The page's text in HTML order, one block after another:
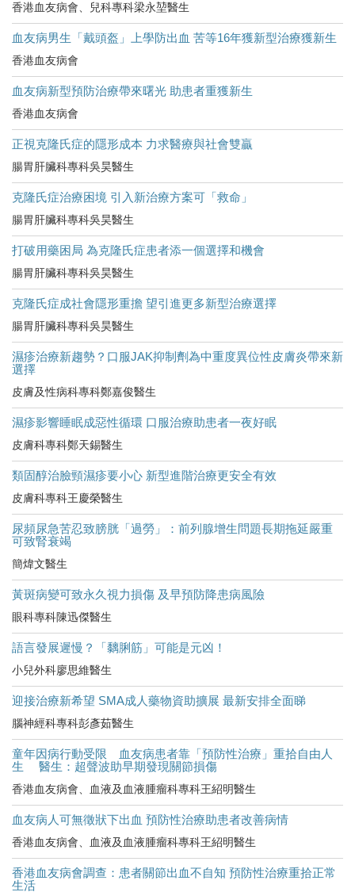
香港血友病會、兒科專科梁永堃醫生
血友病男生「戴頭盔」上學防出血 苦等16年獲新型治療獲新生
香港血友病會
血友病新型預防治療帶來曙光 助患者重獲新生
香港血友病會
正視克隆氏症的隱形成本 力求醫療與社會雙贏
腸胃肝臟科專科吳昊醫生
克隆氏症治療困境 引入新治療方案可「救命」
腸胃肝臟科專科吳昊醫生
打破用藥困局 為克隆氏症患者添一個選擇和機會
腸胃肝臟科專科吳昊醫生
克隆氏症成社會隱形重擔 望引進更多新型治療選擇
腸胃肝臟科專科吳昊醫生
濕疹治療新趨勢？口服JAK抑制劑為中重度異位性皮膚炎帶來新
選擇
皮膚及性病科專科鄭嘉俊醫生
濕疹影響睡眠成惡性循環 口服治療助患者一夜好眠
皮膚科專科鄭天錫醫生
類固醇治臉頸濕疹要小心 新型進階治療更安全有效
皮膚科專科王慶榮醫生
尿頻尿急苦忍致膀胱「過勞」：前列腺增生問題長期拖延嚴重
可致腎衰竭
簡煒文醫生
黃斑病變可致永久視力損傷 及早預防降患病風險
眼科專科陳迅傑醫生
語言發展遲慢？「黐脷筋」可能是元凶！
小兒外科廖思維醫生
迎接治療新希望 SMA成人藥物資助擴展 最新安排全面睇
腦神經科專科彭彥茹醫生
童年因病行動受限 血友病患者靠「預防性治療」重拾自由人
生 醫生：超聲波助早期發現關節損傷
香港血友病會、血液及血液腫瘤科專科王紹明醫生
血友病人可無徵狀下出血 預防性治療助患者改善病情
香港血友病會、血液及血液腫瘤科專科王紹明醫生
香港血友病會調查：患者關節出血不自知 預防性治療重拾正常
生活